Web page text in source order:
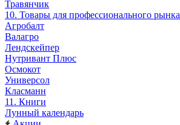
Травянчик
10. Товары для профессионального рынка
Агробалт
Валагро
Лендскейпер
Нутривант Плюс
Осмокот
Универсол
Класманн
11. Книги
Лунный календарь